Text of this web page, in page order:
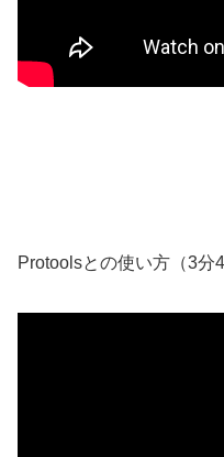
Protoolsとの使い方（3分